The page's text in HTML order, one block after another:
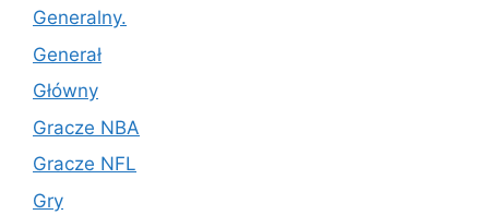
Generalny.
Generał
Główny
Gracze NBA
Gracze NFL
Gry